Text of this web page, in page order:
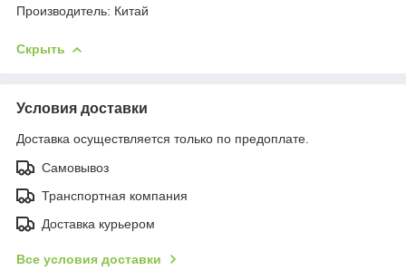
Производитель: Китай
Скрыть
Условия доставки
Доставка осуществляется только по предоплате.
Самовывоз
Транспортная компания
Доставка курьером
Все условия доставки